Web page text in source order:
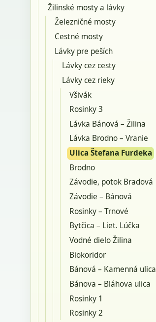
Žilinské mosty a lávky
Železničné mosty
Cestné mosty
Lávky pre peších
Lávky cez cesty
Lávky cez rieky
Všivák
Rosinky 3
Lávka Bánová – Žilina
Lávka Brodno – Vranie
Ulica Štefana Furdeka
Brodno
Závodie, potok Bradová
Závodie – Bánová
Rosinky – Trnové
Bytčica – Liet. Lúčka
Vodné dielo Žilina
Biokoridor
Bánová – Kamenná ulica
Bánova – Bláhova ulica
Rosinky 1
Rosinky 2